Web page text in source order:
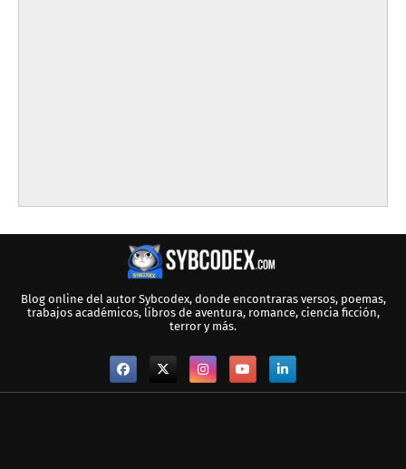
Blog online del autor Sybcodex, donde encontraras versos, poemas,
trabajos académicos, libros de aventura, romance, ciencia ficción,
terror y más.